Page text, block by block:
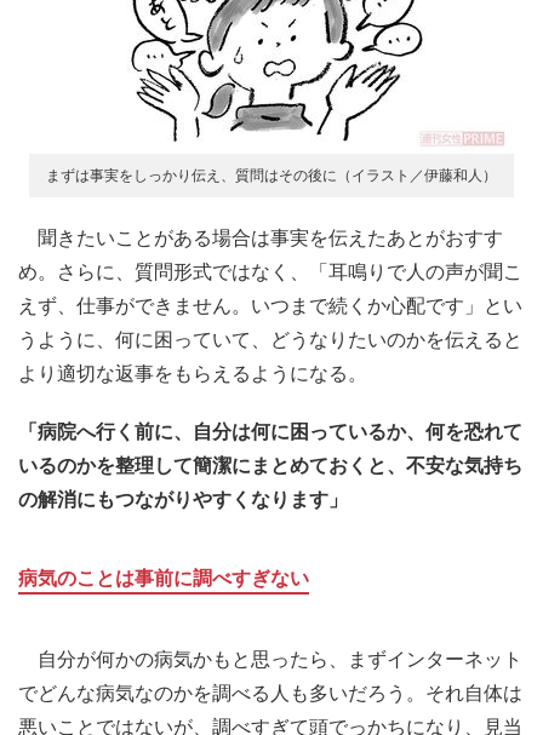
まずは事実をしっかり伝え、質問はその後に（イラスト／伊藤和人）
聞きたいことがある場合は事実を伝えたあとがおすす
め。さらに、質問形式ではなく、「耳鳴りで人の声が聞こ
えず、仕事ができません。いつまで続くか心配です」とい
うように、何に困っていて、どうなりたいのかを伝えると
より適切な返事をもらえるようになる。
「病院へ行く前に、自分は何に困っているか、何を恐れて
いるのかを整理して簡潔にまとめておくと、不安な気持ち
の解消にもつながりやすくなります」
病気のことは事前に調べすぎない
自分が何かの病気かもと思ったら、まずインターネット
でどんな病気なのかを調べる人も多いだろう。それ自体は
悪いことではないが、調べすぎて頭でっかちになり、見当